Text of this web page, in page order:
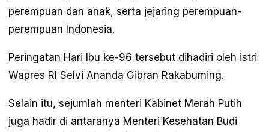
perempuan dan anak, serta jejaring perempuan-
perempuan Indonesia.
Peringatan Hari Ibu ke-96 tersebut dihadiri oleh istri
Wapres RI Selvi Ananda Gibran Rakabuming.
Selain itu, sejumlah menteri Kabinet Merah Putih
juga hadir di antaranya Menteri Kesehatan Budi